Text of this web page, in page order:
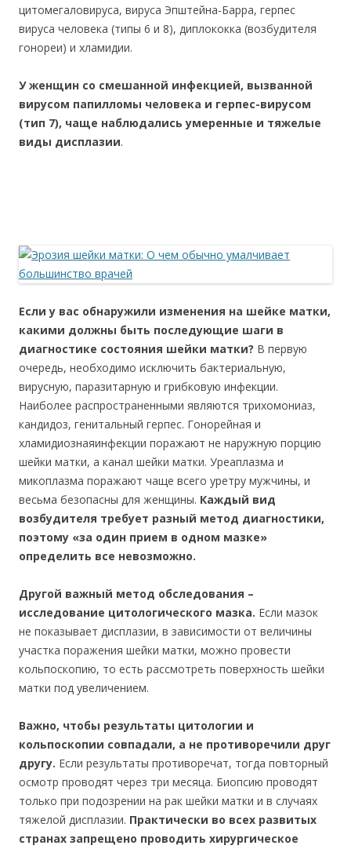
цитомегаловируса, вируса Эпштейна-Барра, герпес
вируса человека (типы 6 и 8), диплококка (возбудителя
гонореи) и хламидии.
У женщин со смешанной инфекцией, вызванной
вирусом папилломы человека и герпес-вирусом
(тип 7), чаще наблюдались умеренные и тяжелые
виды дисплазии.
Если у вас обнаружили изменения на шейке матки,
какими должны быть последующие шаги в
диагностике состояния шейки матки? В первую
очередь, необходимо исключить бактериальную,
вирусную, паразитарную и грибковую инфекции.
Наиболее распространенными являются трихомониаз,
кандидоз, генитальный герпес. Гонорейная и
хламидиознаяинфекции поражают не наружную порцию
шейки матки, а канал шейки матки. Уреаплазма и
микоплазма поражают чаще всего уретру мужчины, и
весьма безопасны для женщины. Каждый вид
возбудителя требует разный метод диагностики,
поэтому «за один прием в одном мазке»
определить все невозможно.
Другой важный метод обследования –
исследование цитологического мазка. Если мазок
не показывает дисплазии, в зависимости от величины
участка поражения шейки матки, можно провести
кольпоскопию, то есть рассмотреть поверхность шейки
матки под увеличением.
Важно, чтобы результаты цитологии и
кольпоскопии совпадали, а не противоречили друг
другу. Если результаты противоречат, тогда повторный
осмотр проводят через три месяца. Биопсию проводят
только при подозрении на рак шейки матки и в случаях
тяжелой дисплазии. Практически во всех развитых
странах запрещено проводить хирургическое